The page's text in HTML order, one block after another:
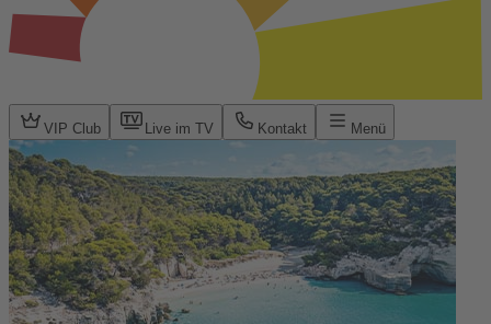
VIP Club Live im TV Kontakt Menü